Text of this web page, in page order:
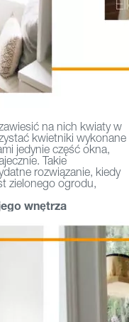
na nich kwiaty w
kwietniki wykonane
jedynie część okna,
Takie
rozwiązanie, kiedy
zielonego ogrodu,
wnętrza